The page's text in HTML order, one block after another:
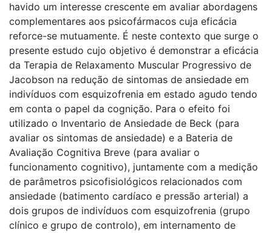
havido um interesse crescente em avaliar abordagens
complementares aos psicofármacos cuja eficácia
reforce-se mutuamente. É neste contexto que surge o
presente estudo cujo objetivo é demonstrar a eficácia
da Terapia de Relaxamento Muscular Progressivo de
Jacobson na redução de sintomas de ansiedade em
indivíduos com esquizofrenia em estado agudo tendo
em conta o papel da cognição. Para o efeito foi
utilizado o Inventario de Ansiedade de Beck (para
avaliar os sintomas de ansiedade) e a Bateria de
Avaliação Cognitiva Breve (para avaliar o
funcionamento cognitivo), juntamente com a medição
de parâmetros psicofisiológicos relacionados com
ansiedade (batimento cardíaco e pressão arterial) a
dois grupos de indivíduos com esquizofrenia (grupo
clínico e grupo de controlo), em internamento de